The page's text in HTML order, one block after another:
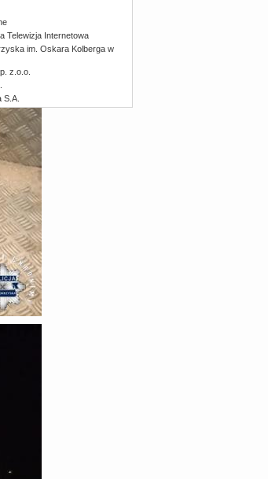
Telewizja Internetowa
im. Oskara Kolberga w
z.o.o.
S.A.